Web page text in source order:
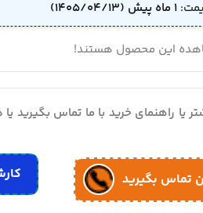
1 ماه پیش (1405/04/13)
این محصول هستند!
یا راهنمای خرید با ما تماس
تماس بگیرید